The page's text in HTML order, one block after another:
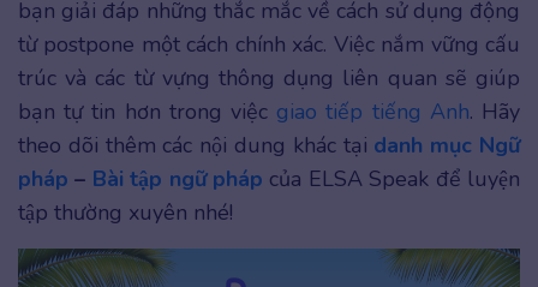
bạn giải đáp những thắc mắc về cách sử dụng động
từ postpone một cách chính xác. Việc nắm vững cấu
trúc và các từ vựng thông dụng liên quan sẽ giúp
bạn tự tin hơn trong việc giao tiếp tiếng Anh. Hãy
theo dõi thêm các nội dung khác tại danh mục Ngữ
pháp – Bài tập ngữ pháp của ELSA Speak để luyện
tập thường xuyên nhé!